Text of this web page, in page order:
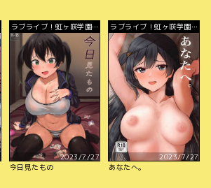
ラブライブ！虹ヶ咲学園ス
クールアイドル同好会
2023/7/27
今日見たもの
ラブライブ！虹ヶ咲学園ス
クールアイドル同好会
2023/7/27
あなたへ。